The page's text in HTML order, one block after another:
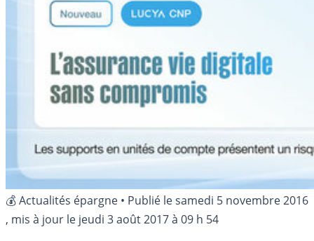
💰 Actualités épargne • Publié lesamedi 5 novembre 2016
, mis à jour le jeudi 3 août 2017 à 09 h 54